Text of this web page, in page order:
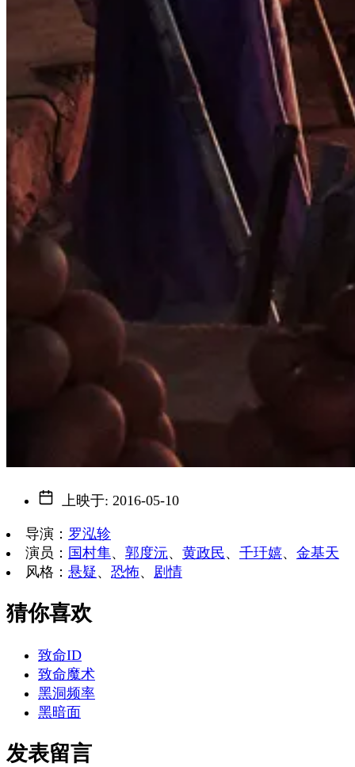
上映于: 2016-05-10
导演 ： 罗泓轸
演员 ： 国村隼、 郭度沅、 黄政民、 千玗嬉、 金基天
风格 ： 悬疑、 恐怖、 剧情
猜你喜欢
致命ID
致命魔术
黑洞频率
黑暗面
发表留言